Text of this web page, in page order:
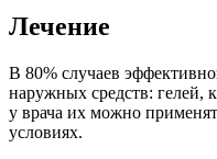
Лечение
В 80% случаев
наружных средств: гелей,
у врача их можно
условиях.